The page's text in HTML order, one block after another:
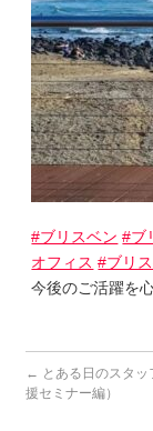
#ブリスベン #ブ
オフィス #ブリ
今後のご活躍を
← とある日のスタ
援セミナー編）